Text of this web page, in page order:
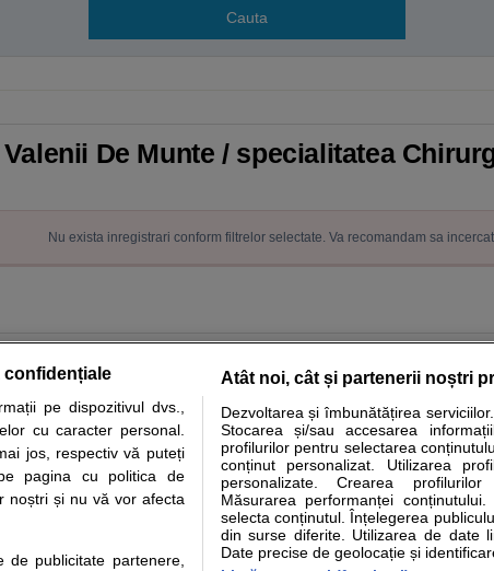
De Munte / specialitatea
Nu exista inregistrari conform filtrelor selectate. Va recomandam sa
Interpretare analize Specialitati medicale Boli si afectiuni
alte informatii despre sanatate disponibile pe sfatulmedicului.ro au scop
si analizelor medicale. Va sfatuim, ca pe langa informatia primita pe
de programari la medic Clickmed.
Drepturile consumatorului Parteneri
confidențiale
pe dispozitivul dvs.,
cu caracter personal.
jos, respectiv vă puteți
pagina cu politica de
noștri și nu vă vor afecta
de publicitate partenere,
Atât noi, cât și partenerii noștri
Dezvoltarea și îmbunătățirea
Stocarea și/sau accesarea
profilurilor pentru selectarea
conținut personalizat. Utilizarea
personalizate. Crearea
Măsurarea performanței
selecta conținutul. Înțelegerea
din surse diferite. Utilizarea de date
Date precise de geolocație și